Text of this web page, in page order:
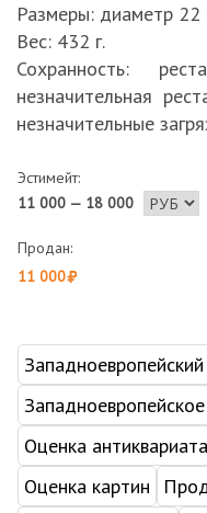
Размеры: диаметр
Вес: 432 г.
Сохранность:
незначительная
незначительные
Эстимейт:
11 000 — 18 000
Продан:
11 000
Оценка антиквариата
Оценка картин